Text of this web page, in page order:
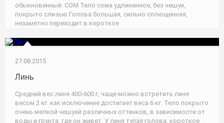
обыкновенный. СОМ Тело сома удлиненное, без чешуи,
покрыто слизью.Голова большая, сильно сплющенная,
незаметно переходит в короткое
27.08.2015
Линь
Средний вес линя 400-600 г, чаще можно встретить линя
весом 2 кг. как исключение достигает веса 6 кг. Тело покрыто
очень мелкой чешуей различных оттенков, в зависимости от
воды и грунта, где он живет. У линя тупая голова, короткое